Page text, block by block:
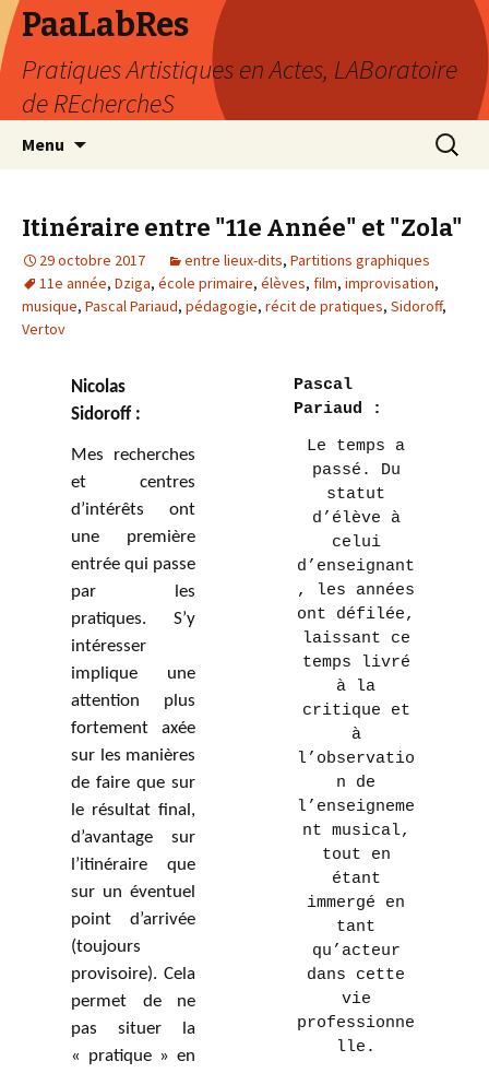
PaaLabRes
Pratiques Artistiques en Actes, LABoratoire
de REchercheS
Menu
Itinéraire entre "11e Année" et "Zola"
29 octobre 2017 entre lieux-dits, Partitions graphiques
11e année, Dziga, école primaire, élèves, film, improvisation,
musique, Pascal Pariaud, pédagogie, récit de pratiques, Sidoroff,
Vertov
Nicolas
Sidoroff :
Mes recherches
et centres
d’intérêts ont
une première
entrée qui passe
par les
pratiques. S’y
intéresser
implique une
attention plus
fortement axée
sur les manières
de faire que sur
le résultat final,
d’avantage sur
l’itinéraire que
sur un éventuel
point d’arrivée
(toujours
provisoire). Cela
permet de ne
pas situer la
« pratique » en
Pascal
Pariaud :
Le temps a
passé. Du
statut
d’élève à
celui
d’enseignant
, les années
ont défilée,
laissant ce
temps livré
à la
critique et
à
l’observatio
n de
l’enseigneme
nt musical,
tout en
étant
immergé en
tant
qu’acteur
dans cette
vie
professionne
lle.